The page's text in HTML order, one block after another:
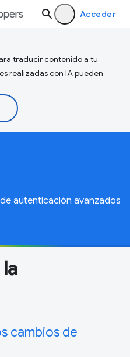
Acceder
traducir contenido a tu
realizadas con IA pueden
autenticación avanzados
cambios de